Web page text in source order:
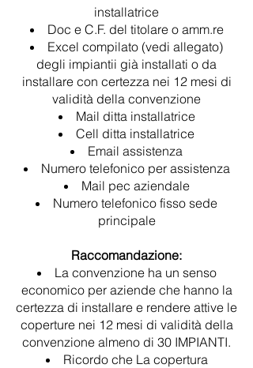
installatrice
Doc e C.F. del titolare o amm.re
Excel compilato (vedi allegato)
degli impiantii già installati o da
installare con certezza nei 12 mesi di
validità della convenzione
Mail ditta installatrice
Cell ditta installatrice
Email assistenza
Numero telefonico per assistenza
Mail pec aziendale
Numero telefonico fisso sede
principale
Raccomandazione:
La convenzione ha un senso
economico per aziende che hanno la
certezza di installare e rendere attive le
coperture nei 12 mesi di validità della
convenzione almeno di 30 IMPIANTI.
Ricordo che La copertura